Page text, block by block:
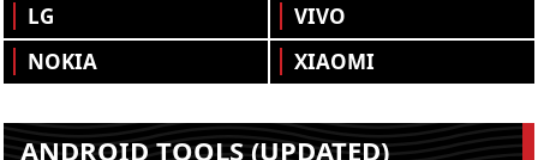
LG
NOKIA
VIVO
XIAOMI
ANDROID TOOLS (UPDATED)